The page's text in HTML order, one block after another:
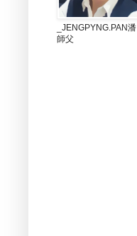
_JENGPYNG.PAN潘
師父